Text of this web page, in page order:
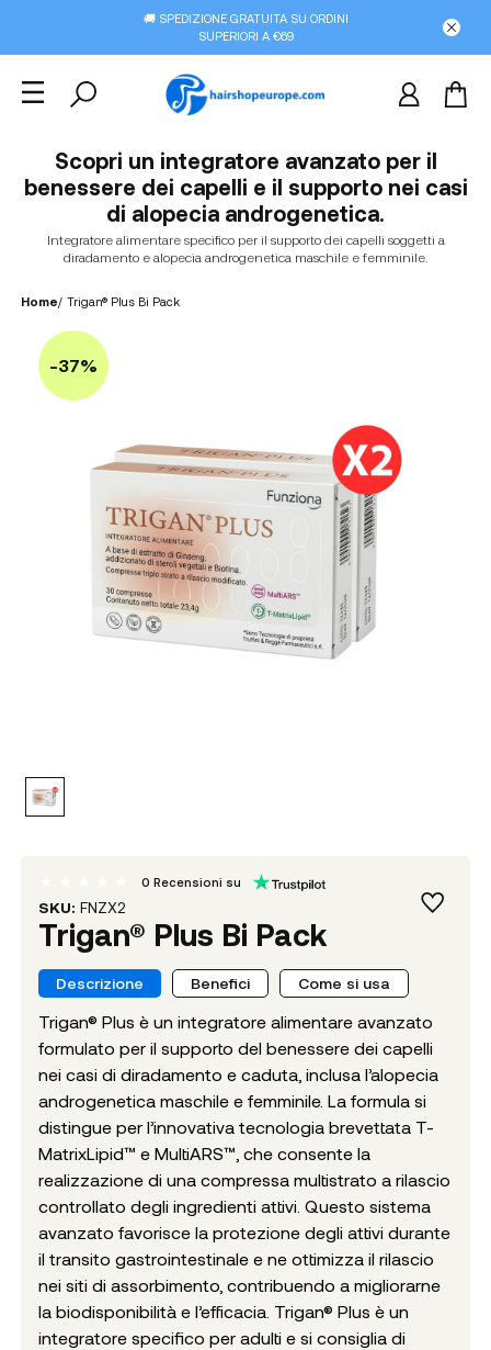
🚚 SPEDIZIONE GRATUITA SU ORDINI
SUPERIORI A €69
Scopri un integratore avanzato per il
benessere dei capelli e il supporto nei casi
di alopecia androgenetica.
Integratore alimentare specifico per il supporto dei capelli soggetti a
diradamento e alopecia androgenetica maschile e femminile.
Home/ Trigan® Plus Bi Pack
-37%
SKU: FNZX2
Trigan® Plus Bi Pack
0 Recensioni su
Descrizione Benefici Come si usa
Trigan® Plus è un integratore alimentare avanzato
formulato per il supporto del benessere dei capelli
nei casi di diradamento e caduta, inclusa l’alopecia
androgenetica maschile e femminile. La formula si
distingue per l’innovativa tecnologia brevettata T-
MatrixLipid™ e MultiARS™, che consente la
realizzazione di una compressa multistrato a rilascio
controllato degli ingredienti attivi. Questo sistema
avanzato favorisce la protezione degli attivi durante
il transito gastrointestinale e ne ottimizza il rilascio
nei siti di assorbimento, contribuendo a migliorarne
la biodisponibilità e l’efficacia. Trigan® Plus è un
integratore specifico per adulti e si consiglia di